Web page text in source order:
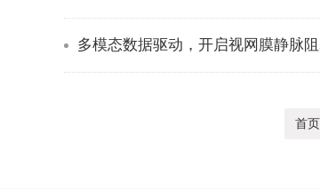
多模态数据驱动，开启视网膜静脉
首页